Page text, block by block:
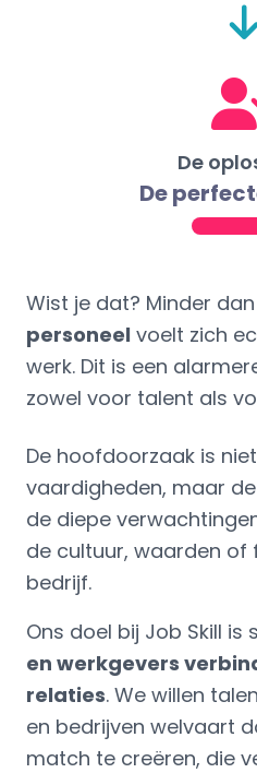
De
De
Wist je dat? Minder dan
personeel voelt zich
werk. Dit is een
zowel voor talent als
De hoofdoorzaak is
vaardigheden, maar de
de diepe
de cultuur, waarden of
bedrijf.
Ons doel bij Job Skill is
en werkgevers
relaties. We willen
en bedrijven welvaart
match te creëren, die